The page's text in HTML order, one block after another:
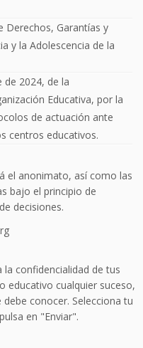
Derechos, Garantías y
y la Adolescencia de la
de 2024, de la
Educativa, por la
de actuación ante
centros educativos.
el anonimato, así como las
bajo el principio de
decisiones.
confidencialidad de tus
educativo cualquier suceso,
conocer. Selecciona tu
en "Enviar".